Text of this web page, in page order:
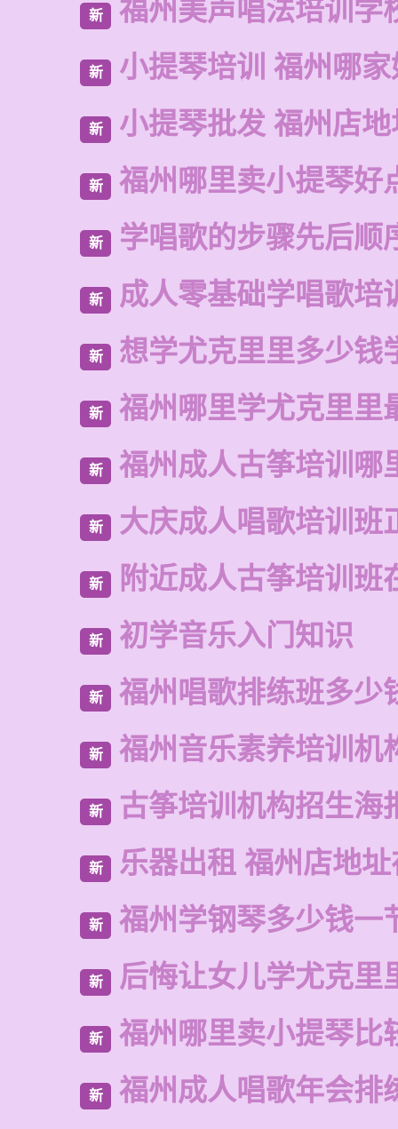
新 福州美声唱法培训学
新 小提琴培训 福州哪
新 小提琴批发 福州店
新 福州哪里卖小提琴好
新 学唱歌的步骤先后顺
新 成人零基础学唱歌培
新 想学尤克里里多少钱
新 福州哪里学尤克里里
新 福州成人古筝培训哪
新 大庆成人唱歌培训班
新 附近成人古筝培训班
新 初学音乐入门知识
新 福州唱歌排练班多少
新 福州音乐素养培训机
新 古筝培训机构招生海
新 乐器出租 福州店地
新 福州学钢琴多少钱一
新 后悔让女儿学尤克里
新 福州哪里卖小提琴比
新 福州成人唱歌年会排